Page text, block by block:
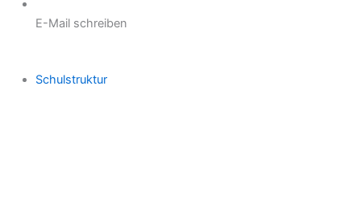
E-Mail schreiben
Schulstruktur